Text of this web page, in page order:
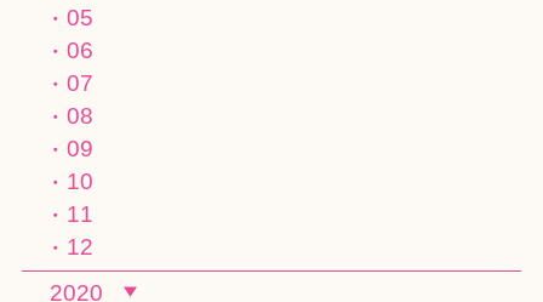
05
06
07
08
09
10
11
12
2020